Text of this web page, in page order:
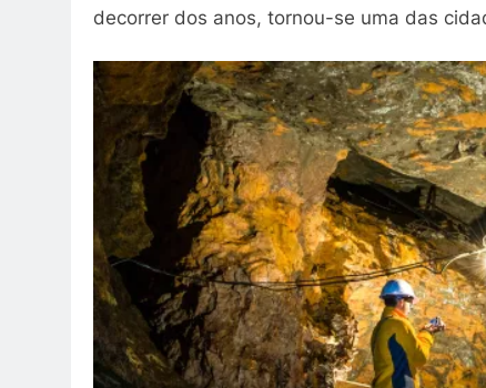
decorrer dos anos, tornou-se uma das